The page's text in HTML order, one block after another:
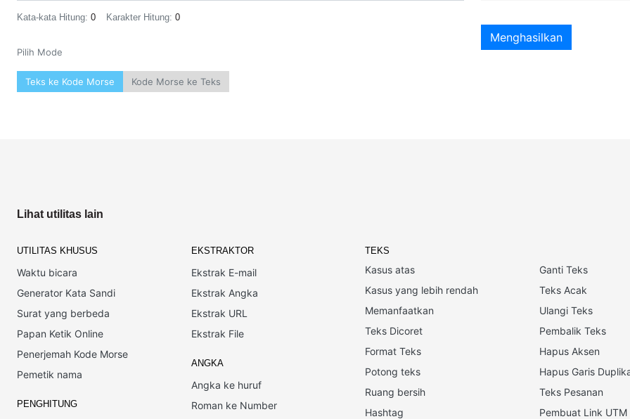
Kata-kata Hitung: 0 Karakter Hitung: 0
Pilih Mode
Teks ke Kode Morse Kode Morse ke Teks
Menghasilkan
Lihat utilitas lain
UTILITAS KHUSUS
Waktu bicara
Generator Kata Sandi
Surat yang berbeda
Papan Ketik Online
Penerjemah Kode Morse
Pemetik nama
PENGHITUNG
EKSTRAKTOR
Ekstrak E-mail
Ekstrak Angka
Ekstrak URL
Ekstrak File
ANGKA
Angka ke huruf
Roman ke Number
TEKS
Kasus atas
Kasus yang lebih rendah
Memanfaatkan
Teks Dicoret
Format Teks
Potong teks
Ruang bersih
Hashtag
Ganti Teks
Teks Acak
Ulangi Teks
Pembalik Teks
Hapus Aksen
Hapus Garis
Teks Pesanan
Pembuat Link UTM